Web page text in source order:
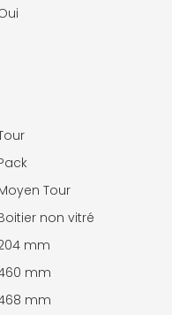
Tour
non vitré
mm
mm
mm